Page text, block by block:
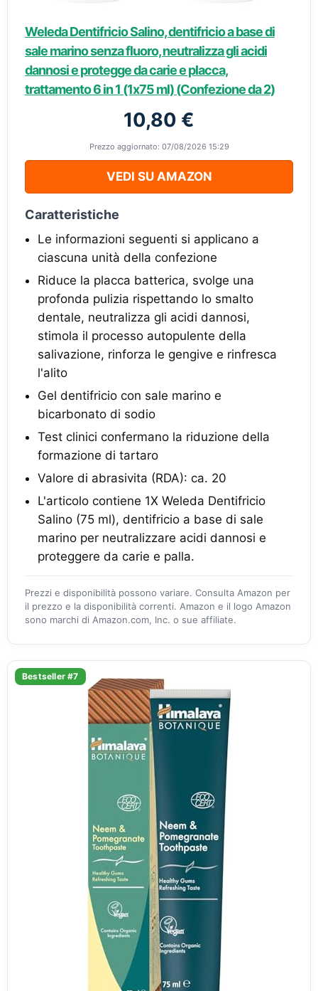
Weleda Dentifricio Salino, dentifricio a base di
sale marino senza fluoro, neutralizza gli acidi
dannosi e protegge da carie e placca,
trattamento 6 in 1 (1x75 ml) (Confezione da 2)
10,80 €
Prezzo aggiornato: 07/08/2026 15:29
VEDI SU AMAZON
Caratteristiche
Le informazioni seguenti si applicano a
ciascuna unità della confezione
Riduce la placca batterica, svolge una
profonda pulizia rispettando lo smalto
dentale, neutralizza gli acidi dannosi,
stimola il processo autopulente della
salivazione, rinforza le gengive e rinfresca
l'alito
Gel dentifricio con sale marino e
bicarbonato di sodio
Test clinici confermano la riduzione della
formazione di tartaro
Valore di abrasivita (RDA): ca. 20
L'articolo contiene 1X Weleda Dentifricio
Salino (75 ml), dentifricio a base di sale
marino per neutralizzare acidi dannosi e
proteggere da carie e palla.
Prezzi e disponibilità possono variare. Consulta Amazon per
il prezzo e la disponibilità correnti. Amazon e il logo Amazon
sono marchi di Amazon.com, Inc. o sue affiliate.
Bestseller #7